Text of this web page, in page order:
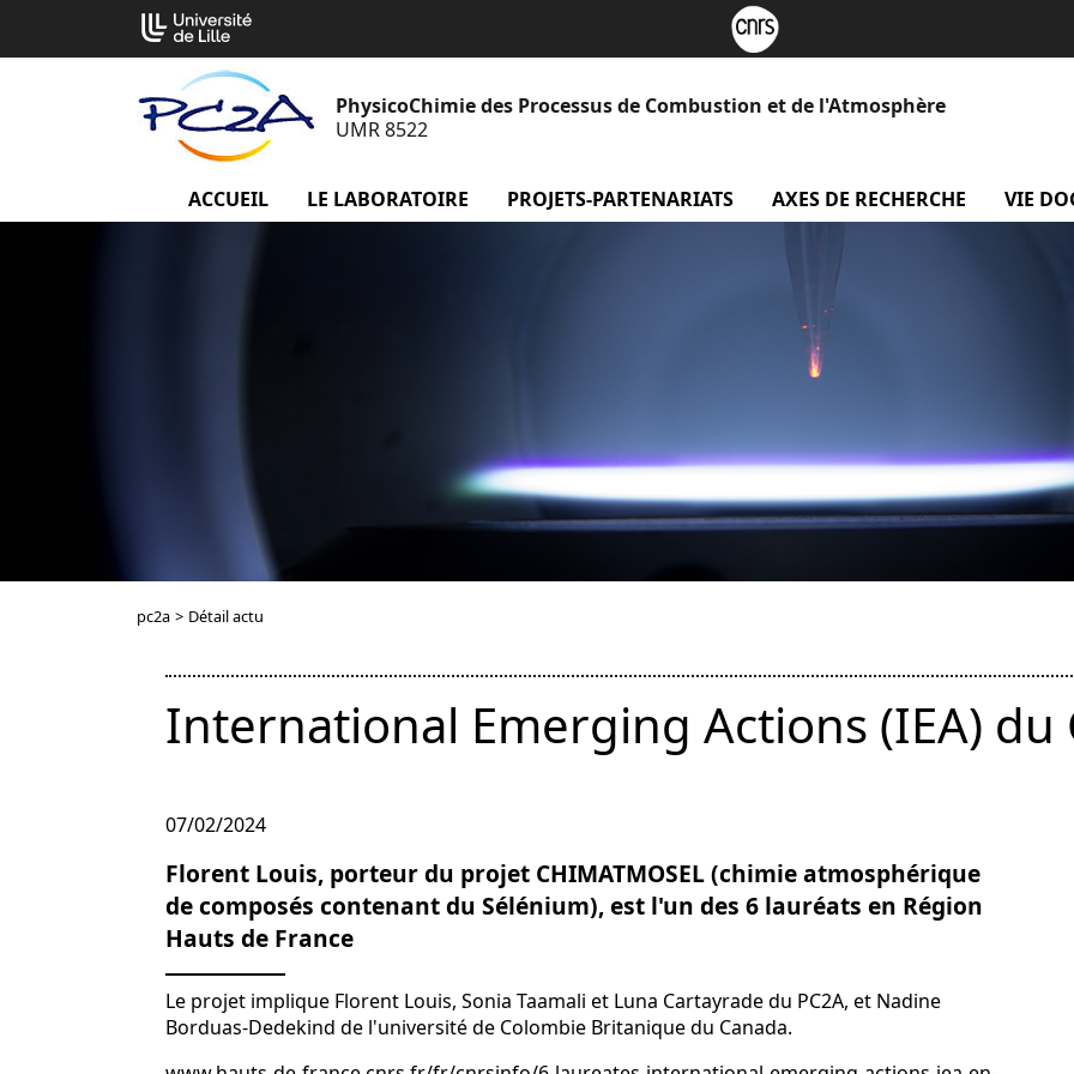
contenu
PhysicoChimie des Processus de Combustion et de l'Atmosphère
UMR 8522
ACCUEIL menu Accueil
LE LABORATOIRE menu Le laboratoire
PROJETS-PARTENARIATS menu projets-partenariats
AXES DE RECHERCHE menu
VIE
pc2a > Détail actu
International Emerging Actions (IEA) du
07/02/2024
Florent Louis, porteur du projet CHIMATMOSEL (chimie atmosphérique
de composés contenant du Sélénium), est l'un des 6 lauréats en Région
Hauts de France
Le projet implique Florent Louis, Sonia Taamali et Luna Cartayrade du PC2A, et Nadine
Borduas-Dedekind de l'université de Colombie Britanique du Canada.
Cookies management panel